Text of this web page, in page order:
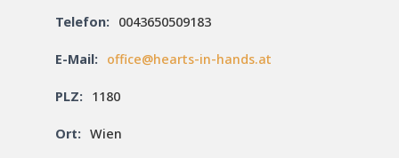
Telefon: 0043650509183
E-Mail: office@hearts-in-hands.at
PLZ: 1180
Ort: Wien